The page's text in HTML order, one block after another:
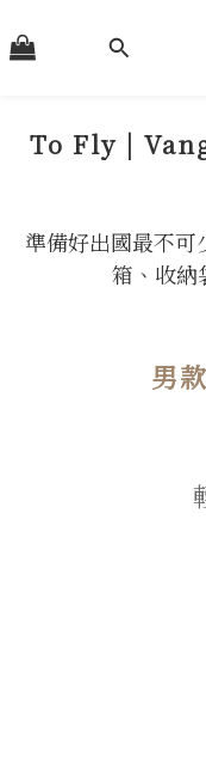
To Fly |
準備好出國最不
箱、收
男